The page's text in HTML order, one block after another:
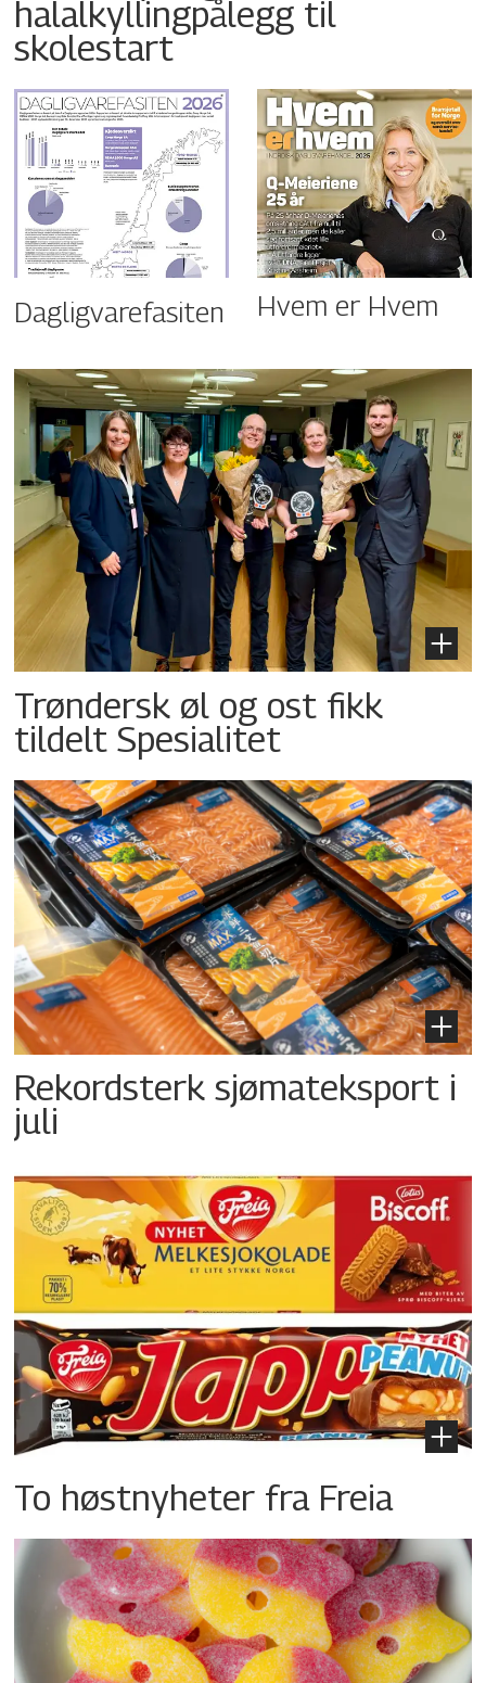
halalkyllingpålegg til
skolestart
Dagligvarefasiten Hvem er Hvem
Trøndersk øl og ost fikk
tildelt Spesialitet
Rekordsterk sjømateksport i
juli
To høstnyheter fra Freia